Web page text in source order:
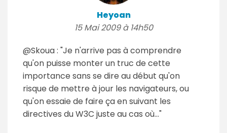
Heyoan
15 Mai 2009 à 14h50
@Skoua : "Je n'arrive pas à comprendre
qu'on puisse monter un truc de cette
importance sans se dire au début qu'on
risque de mettre à jour les navigateurs, ou
qu'on essaie de faire ça en suivant les
directives du W3C juste au cas où..."